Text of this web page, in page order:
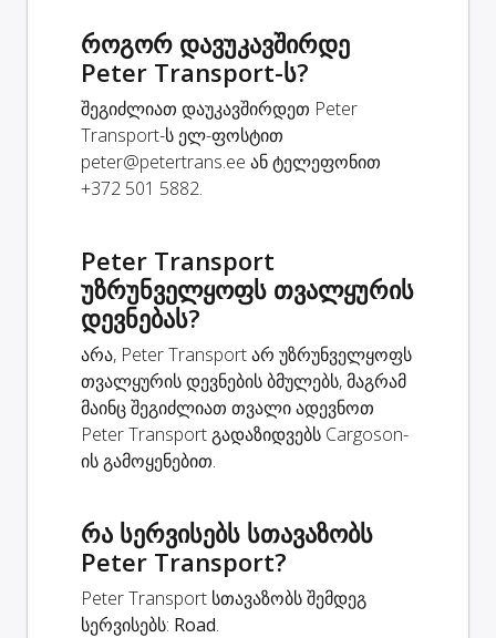
როგორ დავუკავშირდე
Peter Transport-ს?
შეგიძლიათ დაუკავშირდეთ Peter
Transport-ს ელ-ფოსტით
peter@petertrans.ee ან ტელეფონით
+372 501 5882.
Peter Transport
უზრუნველყოფს თვალყურის
დევნებას?
არა, Peter Transport არ უზრუნველყოფს
თვალყურის დევნების ბმულებს, მაგრამ
მაინც შეგიძლიათ თვალი ადევნოთ
Peter Transport გადაზიდვებს Cargoson-
ის გამოყენებით.
რა სერვისებს სთავაზობს
Peter Transport?
Peter Transport სთავაზობს შემდეგ
სერვისებს: Road.